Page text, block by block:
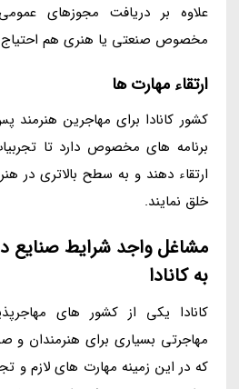
علاوه بر دریافت مجوزهای
مخصوص صنعتی یا هنری هم احتیاج
ارتقاء مهارت ها
کشور کانادا برای مهاجرین هنرمند
برنامه های مخصوص دارد تا
ارتقاء دهند و به سطح بالاتری در
خلق نمایند.
مشاغل واجد شرایط صنایع
به کانادا
کانادا یکی از کشور های
مهاجرتی بسیاری برای هنرمندان و
که در این زمینه مهارت های لازم و